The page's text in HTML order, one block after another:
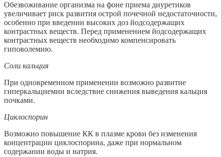
Обезвоживание организма на фоне приема диуретиков
увеличивает риск развития острой почечной недостаточности,
особенно при введении высоких доз йодсодержащих
контрастных веществ. Перед применением йодсодержащих
контрастных веществ необходимо компенсировать
гиповолемию.
Соли кальция
При одновременном применении возможно развитие
гиперкальциемии вследствие снижения выведения кальция
почками.
Циклоспорин
Возможно повышение КК в плазме крови без изменения
концентрации циклоспорина, даже при нормальном
содержании воды и натрия.